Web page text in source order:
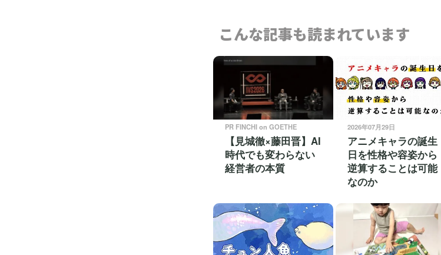
こんな記事も読まれています
PR FINCHI on GOETHE
【見城徹×藤田晋】AI
時代でも変わらない
経営者の本質
2026年07月29日
アニメキャラの誕生
日を性格や容姿から
逆算することは可能
なのか